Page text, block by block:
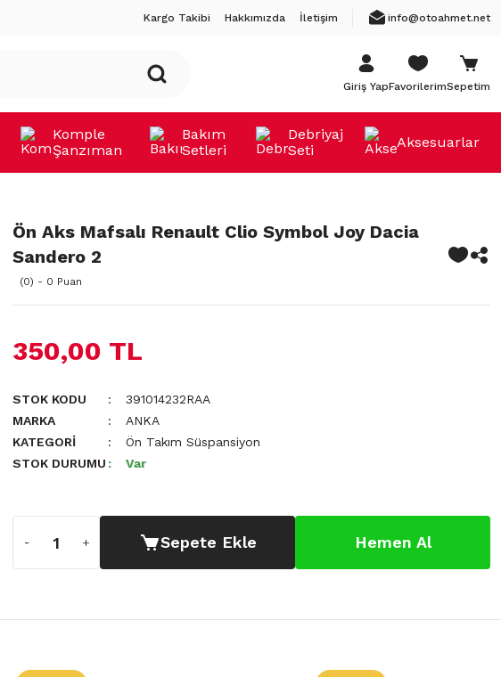
Kargo Takibi Hakkımızda İletişim info@otoahmet.net
Giriş YapFavorilerimSepetim
Komple
Şanzıman
Bakım
Setleri
Debriyaj
Seti
Aksesuarlar
Ön Aks Mafsalı Renault Clio Symbol Joy Dacia
Sandero 2
(0) - 0 Puan
350,00 TL
STOK KODU
391014232RAA
MARKA
ANKA
KATEGORI
Ön Takım Süspansiyon
STOK DURUMU
Var
Sepete Ekle Hemen Al